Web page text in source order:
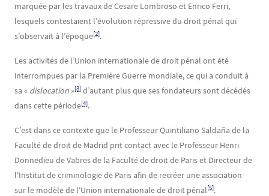
marquée par les travaux de Cesare Lombroso et Enrico Ferri,
lesquels contestaient l’évolution répressive du droit pénal qui
s’observait à l’époque[2].
Les activités de l’Union internationale de droit pénal ont été
interrompues par la Première Guerre mondiale, ce qui a conduit à
sa « dislocation »[3] d’autant plus que ses fondateurs sont décédés
dans cette période[4].
C’est dans ce contexte que le Professeur Quintiliano Saldaña de la
Faculté de droit de Madrid prit contact avec le Professeur Henri
Donnedieu de Vabres de la Faculté de droit de Paris et Directeur de
l’Institut de criminologie de Paris afin de recréer une association
sur le modèle de l’Union internationale de droit pénal[5].